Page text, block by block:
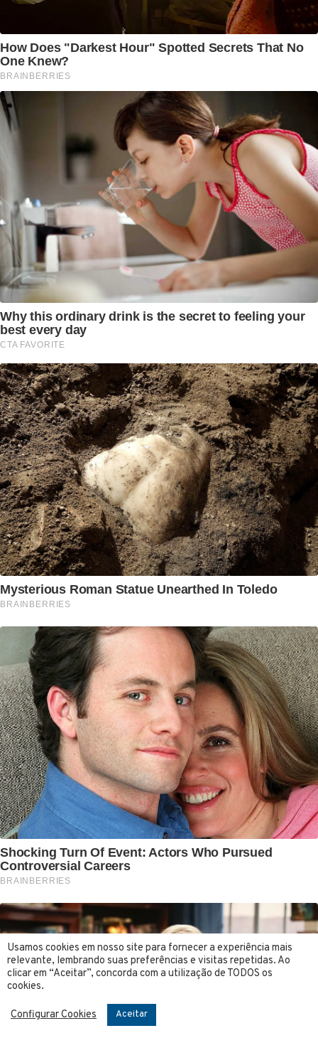
Usamos cookies em nosso site para fornecer a experiência mais
relevante, lembrando suas preferências e visitas repetidas. Ao
clicar em “Aceitar”, concorda com a utilização de TODOS os
cookies.
Configurar Cookies Aceitar